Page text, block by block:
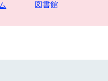
図書館